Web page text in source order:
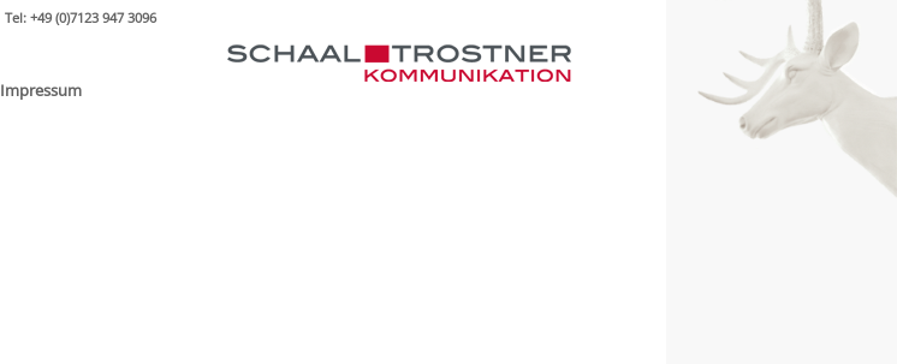
Tel: +49 (0)7123 947 3096
Impressum